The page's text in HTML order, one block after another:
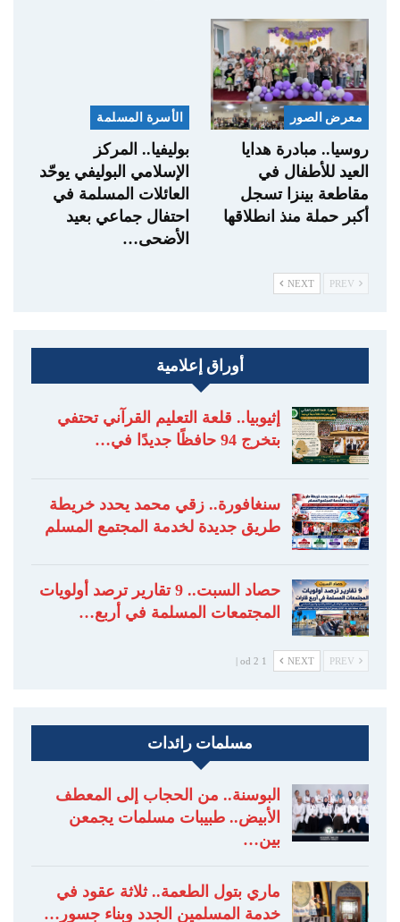
معرض الصور
روسيا.. مبادرة هدايا
العيد للأطفال في
مقاطعة بينزا تسجل
أكبر حملة منذ انطلاقها
الأسرة المسلمة
بوليفيا.. المركز
الإسلامي البوليفي يوحّد
العائلات المسلمة في
احتفال جماعي بعيد
الأضحى…
NEXT
أوراق إعلامية
إثيوبيا.. قلعة التعليم القرآني تحتفي
بتخرج 94 حافظًا جديدًا في…
سنغافورة.. زقي محمد يحدد خريطة
طريق جديدة لخدمة المجتمع المسلم
حصاد السبت.. 9 تقارير ترصد أولويات
المجتمعات المسلمة في أربع…
NEXT
1 od 2 |
مسلمات رائدات
البوسنة.. من الحجاب إلى المعطف
الأبيض.. طبيبات مسلمات يجمعن
بين…
ماري بتول الطعمة.. ثلاثة عقود في
خدمة المسلمين الجدد وبناء جسور…